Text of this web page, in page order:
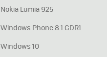
Nokia Lumia 925
Windows Phone 8.1 GDR1
Windows 10